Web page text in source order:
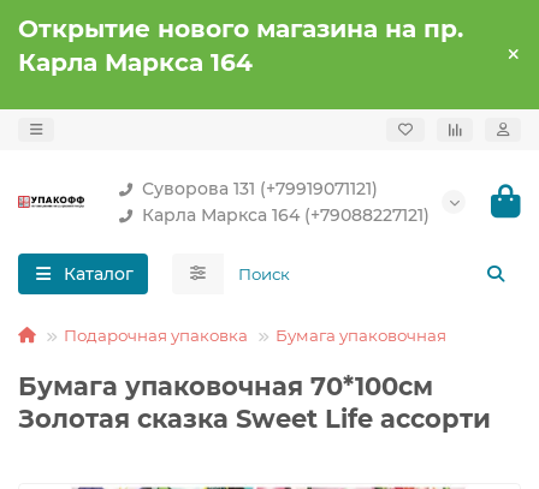
Открытие нового магазина на пр.
Карла Маркса 164
Суворова 131 (+79919071121)
Карла Маркса 164 (+79088227121)
Каталог
Подарочная упаковка Бумага упаковочная
Бумага упаковочная 70*100см
Золотая сказка Sweet Life ассорти